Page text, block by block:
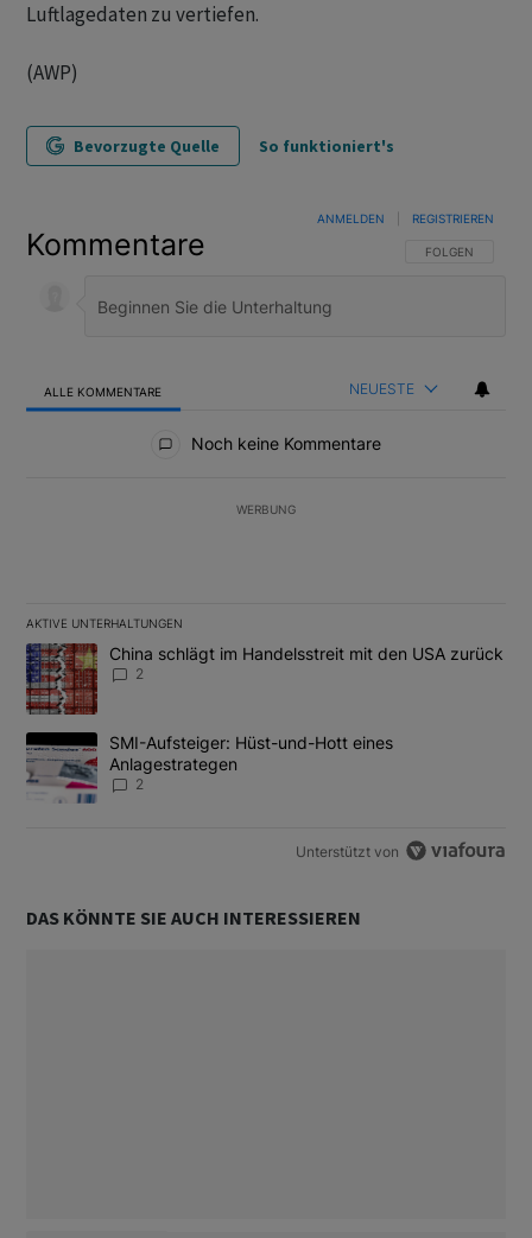
Luftlagedaten zu vertiefen.
(AWP)
Bevorzugte Quelle So funktioniert's
Kommentare FOLGE DIESER
FOLGEN
ANMELDEN REGISTRIEREN
ALLE KOMMENTARE NEUESTE
Noch keine Kommentare
WERBUNG
AKTIVE UNTERHALTUNGEN
Das Folgende ist eine Liste der am meisten kommentierten
Ein Trendartikel mit dem Titel "China schlägt im Handelsstreit
China schlägt im Handelsstreit mit den USA zurück
2
Ein Trendartikel mit dem Titel "SMI-Aufsteiger: Hüst-und-Hott
SMI-Aufsteiger: Hüst-und-Hott eines
Anlagestrategen
2
Unterstützt von
DAS KÖNNTE SIE AUCH INTERESSIEREN